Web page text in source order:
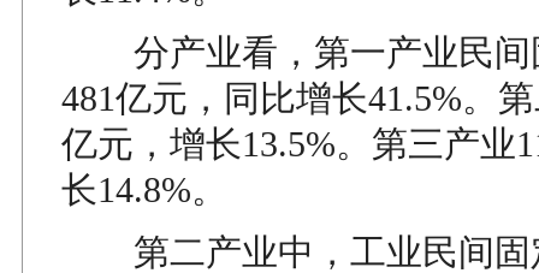
分产业看，第一产业民间
481亿元，同比增长41.5%。
亿元，增长13.5%。第三产业
长14.8%。
第二产业中，工业民间固